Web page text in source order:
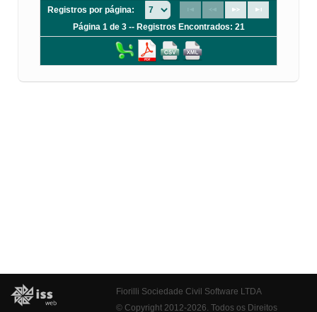
Registros por página:
Página 1 de 3 -- Registros Encontrados: 21
Fiorilli Sociedade Civil Software LTDA
© Copyright 2012-2026. Todos os Direitos